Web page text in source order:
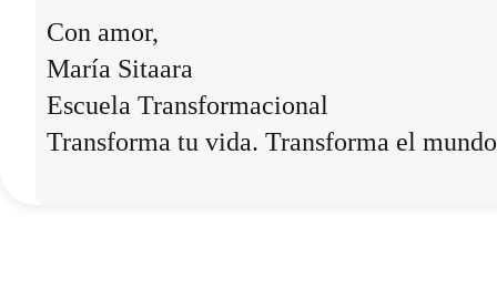
Con amor,
María Sitaara
Escuela Transformacional
Transforma tu vida. Transforma el